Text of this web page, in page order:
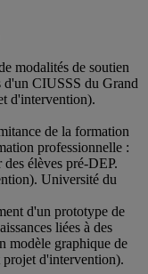
modalités de soutien
d'un CIUSSS du Grand
d'intervention).
de la formation
professionnelle :
élèves pré-DEP.
Université du
d'un prototype de
liées à des
modèle graphique de
projet d'intervention).